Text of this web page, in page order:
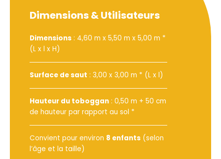
Dimensions & Utilisateurs
Dimensions : 4,60 m x 5,50 m x 5,00 m *
(L x l x H)
Surface de saut : 3,00 x 3,00 m * (L x l)
Hauteur du toboggan : 0,50 m + 50 cm
de hauteur par rapport au sol *
Convient pour environ 8 enfants (selon
l’âge et la taille)